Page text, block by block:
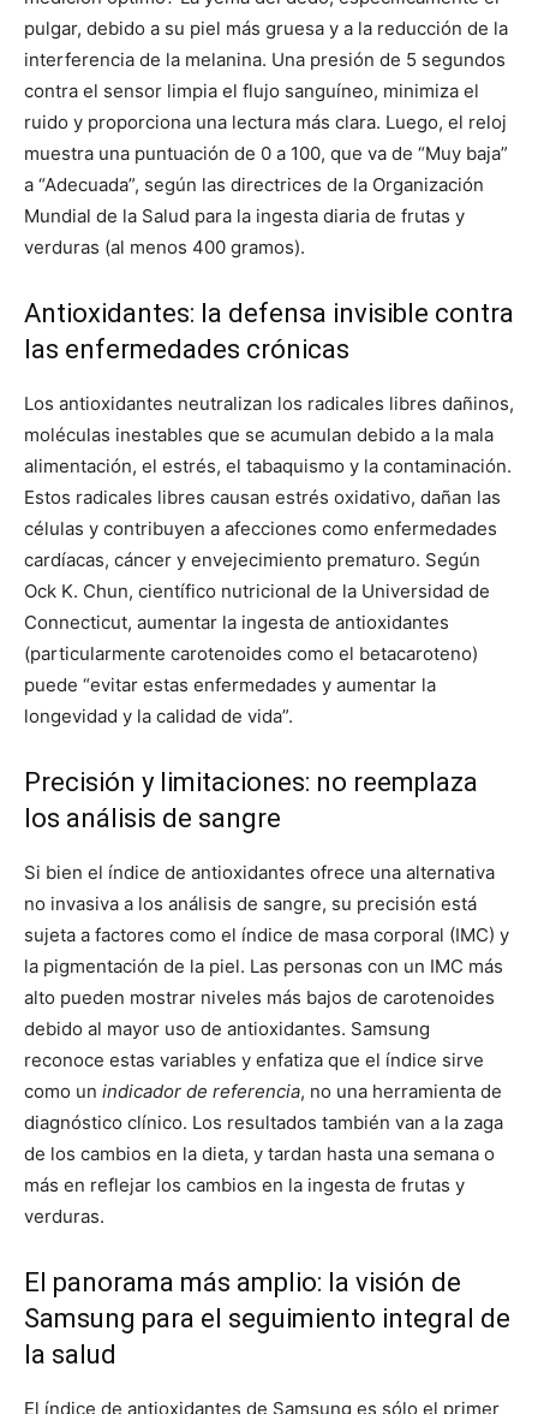
pulgar, debido a su piel más gruesa y a la reducción de la
interferencia de la melanina. Una presión de 5 segundos
contra el sensor limpia el flujo sanguíneo, minimiza el
ruido y proporciona una lectura más clara. Luego, el reloj
muestra una puntuación de 0 a 100, que va de “Muy baja”
a “Adecuada”, según las directrices de la Organización
Mundial de la Salud para la ingesta diaria de frutas y
verduras (al menos 400 gramos).
Antioxidantes: la defensa invisible contra
las enfermedades crónicas
Los antioxidantes neutralizan los radicales libres dañinos,
moléculas inestables que se acumulan debido a la mala
alimentación, el estrés, el tabaquismo y la contaminación.
Estos radicales libres causan estrés oxidativo, dañan las
células y contribuyen a afecciones como enfermedades
cardíacas, cáncer y envejecimiento prematuro. Según
Ock K. Chun, científico nutricional de la Universidad de
Connecticut, aumentar la ingesta de antioxidantes
(particularmente carotenoides como el betacaroteno)
puede “evitar estas enfermedades y aumentar la
longevidad y la calidad de vida”.
Precisión y limitaciones: no reemplaza
los análisis de sangre
Si bien el índice de antioxidantes ofrece una alternativa
no invasiva a los análisis de sangre, su precisión está
sujeta a factores como el índice de masa corporal (IMC) y
la pigmentación de la piel. Las personas con un IMC más
alto pueden mostrar niveles más bajos de carotenoides
debido al mayor uso de antioxidantes. Samsung
reconoce estas variables y enfatiza que el índice sirve
como un indicador de referencia, no una herramienta de
diagnóstico clínico. Los resultados también van a la zaga
de los cambios en la dieta, y tardan hasta una semana o
más en reflejar los cambios en la ingesta de frutas y
verduras.
El panorama más amplio: la visión de
Samsung para el seguimiento integral de
la salud
El índice de antioxidantes de Samsung es sólo el primer